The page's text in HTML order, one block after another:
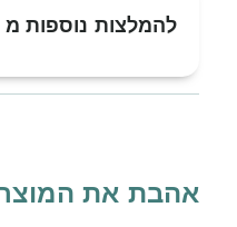
להמלצות נוספות מ
אהבת את